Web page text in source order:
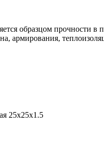
образцом прочности в
, армирования,
25x25x1.5